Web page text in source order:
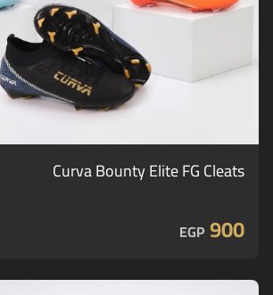
Curva Bounty Elite FG Cleats
900
EGP